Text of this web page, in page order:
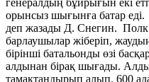
орынсыз шығынға батар
деп жазады Д. Снегин. Полк
барлаушылар жіберіп,
бірінші батальонды өзі
алдынан бірақ шығады.
тамақтандырып алып, 600